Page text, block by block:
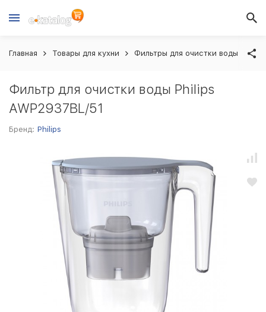
Главная Товары для кухни Фильтры для очистки воды
Фильтр для очистки воды Philips
AWP2937BL/51
Бренд: Philips